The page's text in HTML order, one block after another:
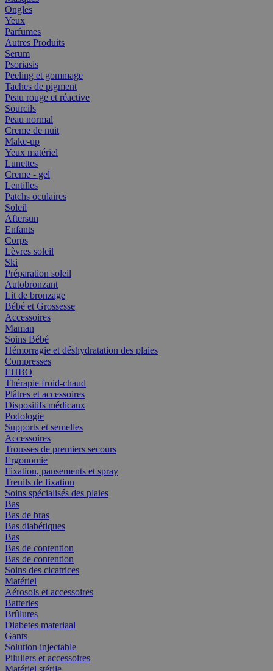
Ongles
Yeux
Parfumes
Autres Produits
Serum
Psoriasis
Peeling et gommage
Taches de pigment
Peau rouge et réactive
Sourcils
Peau normal
Creme de nuit
Make-up
Yeux matériel
Lunettes
Creme - gel
Lentilles
Patchs oculaires
Soleil
Aftersun
Enfants
Corps
Lèvres soleil
Ski
Préparation soleil
Autobronzant
Lit de bronzage
Bébé et Grossesse
Accessoires
Maman
Soins Bébé
Hémorragie et déshydratation des plaies
Compresses
EHBO
Thérapie froid-chaud
Plâtres et accessoires
Dispositifs médicaux
Podologie
Supports et semelles
Accessoires
Trousses de premiers secours
Ergonomie
Fixation, pansements et spray
Treuils de fixation
Soins spécialisés des plaies
Bas
Bas de bras
Bas diabétiques
Bas
Bas de contention
Bas de contention
Soins des cicatrices
Matériel
Aérosols et accessoires
Batteries
Brûlures
Diabetes materiaal
Gants
Solution injectable
Piluliers et accessoires